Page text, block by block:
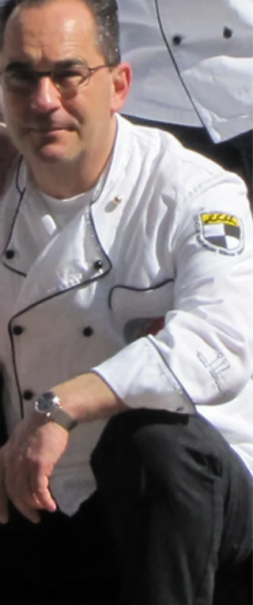
030819_B03 030819_B04
030819_B05 030819_B06
030819_B07 030819_B08
030819_B09